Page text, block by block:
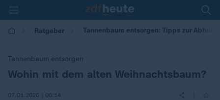
Ratgeber Tannenbaum entsorgen: Tipps zur
Tannenbaum entsorgen
:
Wohin mit dem alten Weihnachtsbaum?
07.01.2026 | 06:14